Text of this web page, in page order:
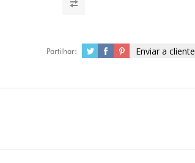
Partilhar: Enviar a cliente